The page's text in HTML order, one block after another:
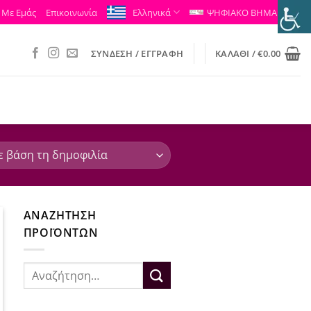
Με Εμάς Επικοινωνία Ελληνικά ΨΗΦΙΑΚΟ ΒΗΜΑ
ΣΎΝΔΕΣΗ / ΕΓΓΡΑΦΉ ΚΑΛΆΘΙ /€0.00
ΑΝΑΖΉΤΗΣΗ
ΠΡΟΪΌΝΤΩΝ
Αναζήτηση
για: